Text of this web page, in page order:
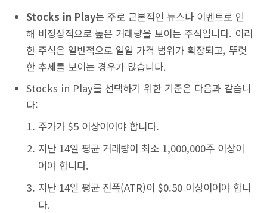
Stocks in Play는 주로 근본적인 뉴스나 이벤트로 인
해 비정상적으로 높은 거래량을 보이는 주식입니다. 이러
한 주식은 일반적으로 일일 가격 범위가 확장되고, 뚜렷
한 추세를 보이는 경우가 많습니다.
Stocks in Play를 선택하기 위한 기준은 다음과 같습니
다:
주가가 $5 이상이어야 합니다.
지난 14일 평균 거래량이 최소 1,000,000주 이상이
어야 합니다.
지난 14일 평균 진폭(ATR)이 $0.50 이상이어야 합니
다.